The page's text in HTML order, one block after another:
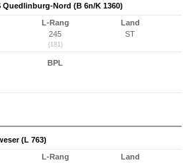
Quedlinburg-Nord (B 6n/K 1360)
L-Rang
245
(181)
Land
ST
BPL
(L 763)
L-Rang
Land